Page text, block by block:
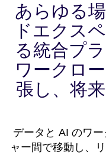
あらゆる
ドエクス
る統合プ
ワークロ
張し、将
データと AI のワ
ャー間で移動し、